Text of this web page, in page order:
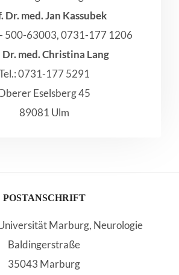
Dr. med. Jan Kassubek
500-63003, 0731-177 1206
Dr. med. Christina Lang
0731-177 5291
Eselsberg 45
89081 Ulm
POSTANSCHRIFT
Marburg, Neurologie
Baldingerstraße
35043 Marburg